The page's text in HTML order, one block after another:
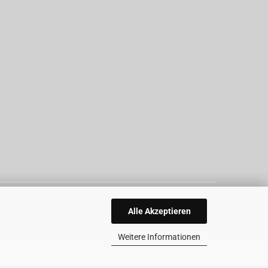
Alle Akzeptieren
Weitere Informationen